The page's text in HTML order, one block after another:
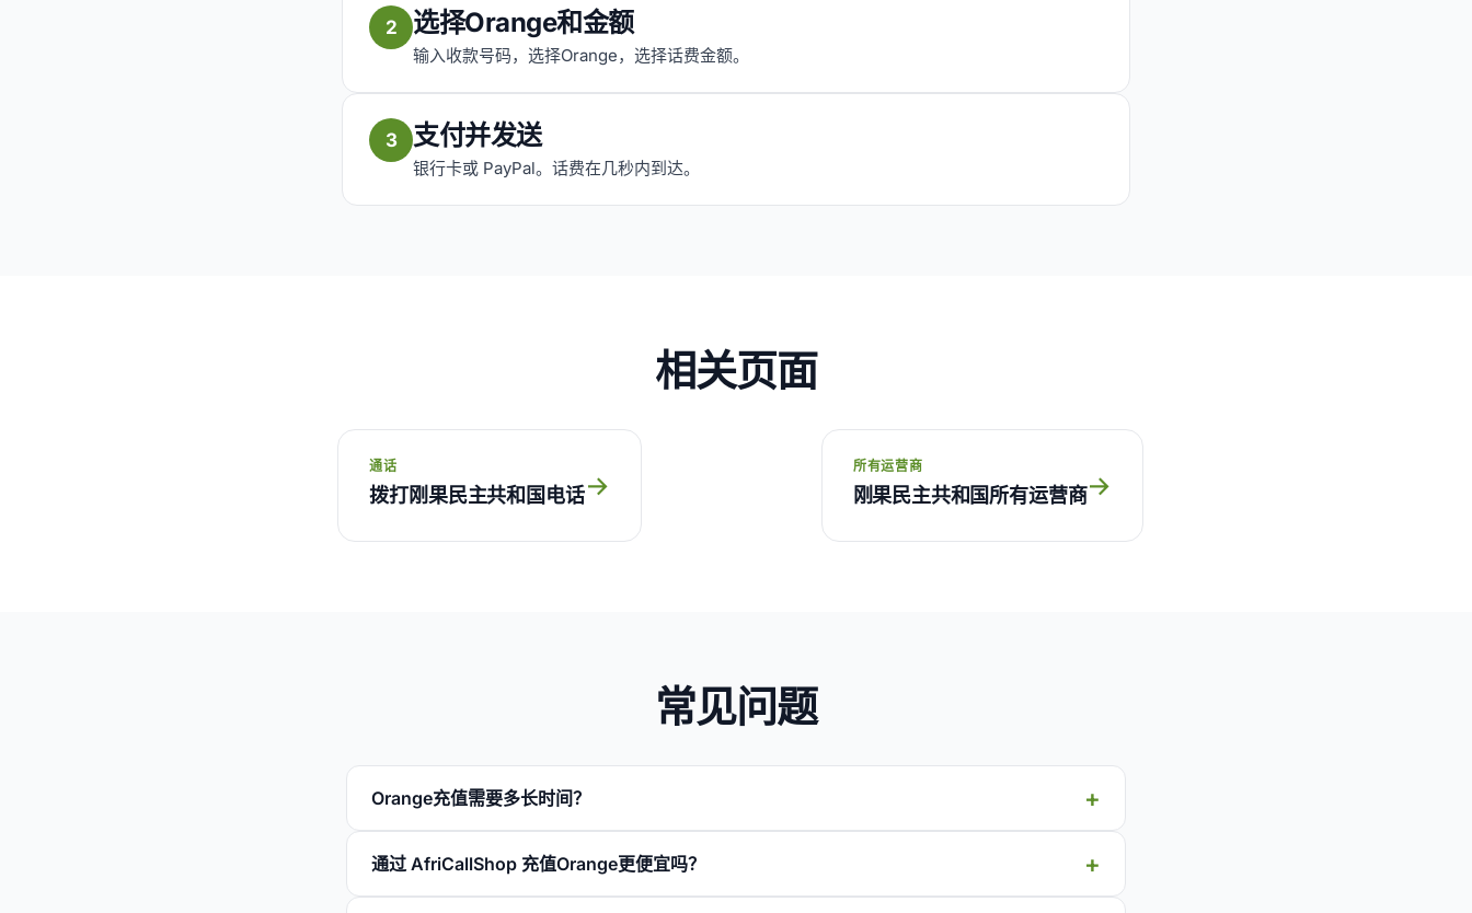
2 选择Orange和金额
输入收款号码，选择Orange，选择话费金额。
3 支付并发送
银行卡或 PayPal。话费在几秒内到达。
相关页面
通话
拨打刚果民主共和国电话→
所有运营商
刚果民主共和国所有运营商→
常见问题
Orange充值需要多长时间？
通过 AfriCallShop 充值Orange更便宜吗？